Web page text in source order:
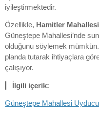
iyileştirmektedir.
Özellikle, Hamitler
Güneştepe Mahallesi’nde
olduğunu söylemek
planda tutarak ihtiyaçlara
çalışıyor.
İlgili içerik:
Güneştepe Mahallesi